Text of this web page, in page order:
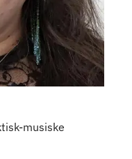
musiske